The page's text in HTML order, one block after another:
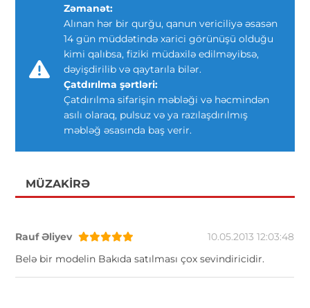
Zəmanət:
Alınan hər bir qurğu, qanun vericiliyə əsasən
14 gün müddətində xarici görünüşü olduğu
kimi qalıbsa, fiziki müdaxilə edilməyibsə,
dəyişdirilib və qaytarıla bilər.
Çatdırılma şərtləri:
Çatdırılma sifarişin məbləği və həcmindən
asılı olaraq, pulsuz və ya razılaşdırılmış
məbləğ əsasında baş verir.
MÜZAKIRƏ
Rauf Əliyev
10.05.2013 12:03:48
Belə bir modelin Bakıda satılması çox sevindiricidir.